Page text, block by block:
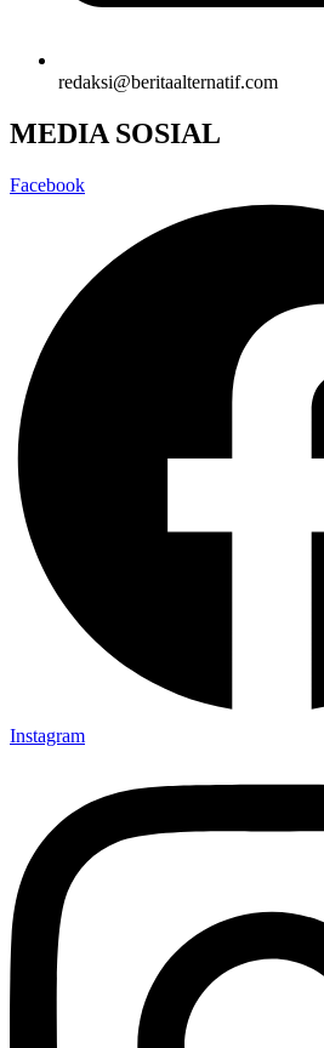
redaksi@beritaalternatif.com
MEDIA SOSIAL
Facebook
Instagram